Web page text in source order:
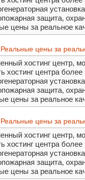
защита,
цены за реальное
Реальные цены за
хостинг центр,
хостинг центра
защита,
цены за реальное
Реальные цены за
хостинг центр,
хостинг центра
защита,
цены за реальное